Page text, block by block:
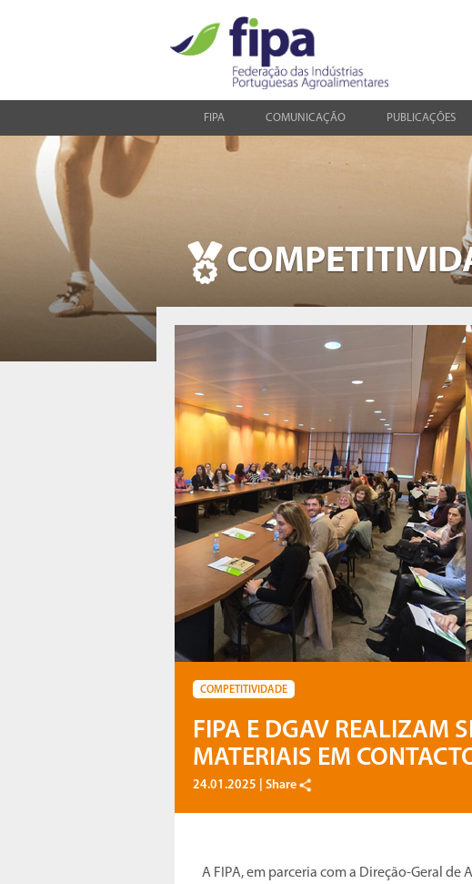
FIPA COMUNICAÇÃO PUBLICAÇÕES
COMPETITIVIDADE
FIPA E DGAV REALIZAM
MATERIAIS EM
24.01.2025 | Share
A FIPA, em parceria com a Direção-Geral de